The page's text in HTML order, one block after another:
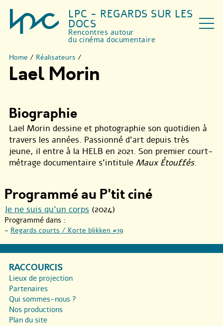
LPC - REGARDS SUR LES
DOCS
Rencontres autour
du cinéma documentaire
Home / Réalisateurs /
Lael Morin
Biographie
Lael Morin dessine et photographie son quotidien à
travers les années. Passionné d’art depuis très
jeune, il entre à la HELB en 2021. Son premier court-
métrage documentaire s’intitule Maux Étouffés.
Programmé au P'tit ciné
Je ne suis qu’un corps (2024)
Programmé dans :
- Regards courts / Korte blikken #19
RACCOURCIS
Lieux de projection
Partenaires
Qui sommes-nous ?
Nos productions
Plan du site